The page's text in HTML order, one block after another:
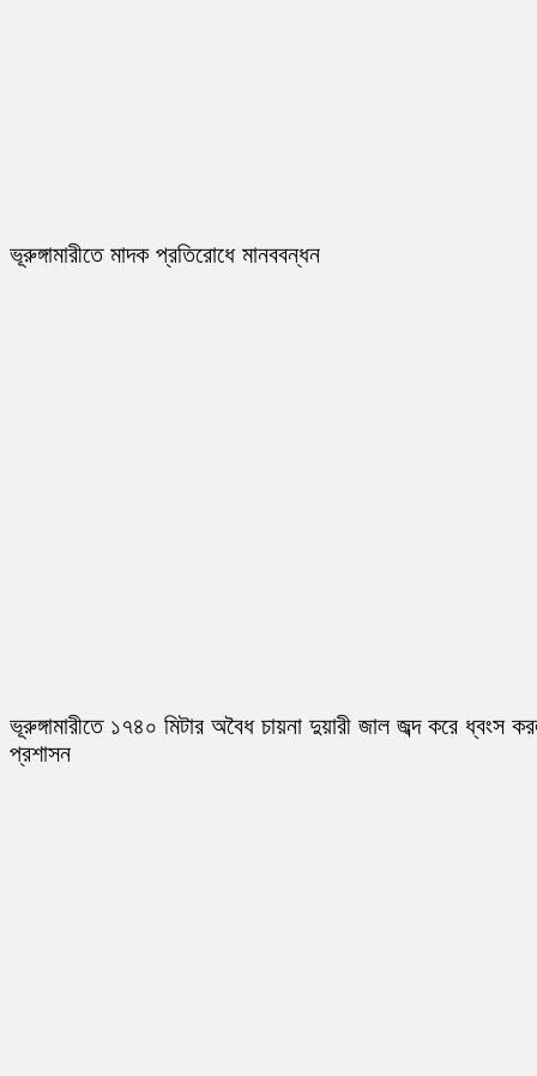
ভূরুঙ্গামারীতে মাদক প্রতিরোধে মানববন্ধন
ভূরুঙ্গামারীতে ১৭৪০ মিটার অবৈধ চায়না দুয়ারী জাল জব্দ করে ধ্বংস
প্রশাসন